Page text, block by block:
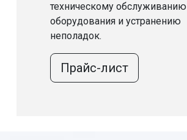
техническому обслуживанию
оборудования и устранению
неполадок.
Прайс-лист